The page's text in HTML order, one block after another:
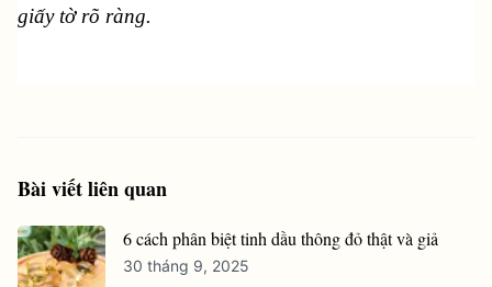
giấy tờ rõ ràng.
Bài viết liên quan
6 cách phân biệt tinh dầu thông đỏ thật và giả
30 tháng 9, 2025